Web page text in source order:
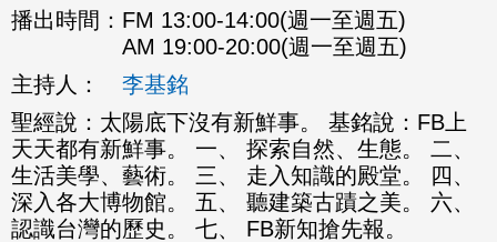
播出時間： FM 13:00-14:00(週一至週五)
AM 19:00-20:00(週一至週五)
主持人：
李基銘
聖經說：太陽底下沒有新鮮事。 基銘說：FB上
天天都有新鮮事。 一、 探索自然、生態。 二、
生活美學、藝術。 三、 走入知識的殿堂。 四、
深入各大博物館。 五、 聽建築古蹟之美。 六、
認識台灣的歷史。 七、 FB新知搶先報。